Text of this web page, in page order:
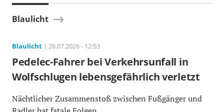
Blaulicht
Blaulicht | 26.07.2026 - 12:53
Pedelec-Fahrer bei Verkehrsunfall in
Wolfschlugen lebensgefährlich verletzt
Nächtlicher Zusammenstoß zwischen Fußgänger und